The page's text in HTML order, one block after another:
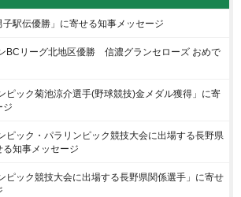
子駅伝優勝」に寄せる知事メッセージ
BCリーグ北地区優勝 信濃グランセローズ おめで
ピック菊池涼介選手(野球競技)金メダル獲得」に寄
ジ
ピック・パラリンピック競技大会に出場する長野県
知事メッセージ
ピック競技大会に出場する長野県関係選手」に寄せ